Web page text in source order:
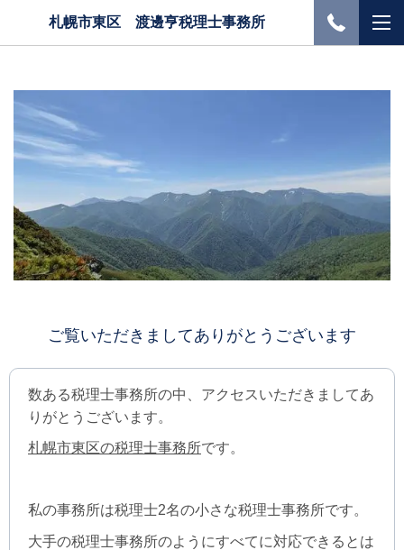
札幌市東区 渡邊亨税理士事務所
ご覧いただきましてありがとうございます
数ある税理士事務所の中、アクセスいただきましてあ
りがとうございます。
札幌市東区の税理士事務所です。
私の事務所は税理士2名の小さな税理士事務所です。
大手の税理士事務所のようにすべてに対応できるとは